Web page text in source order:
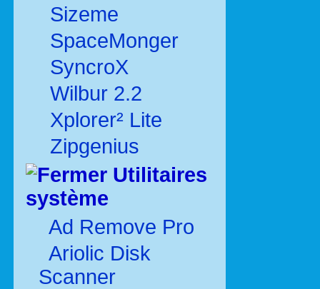
Sizeme
SpaceMonger
SyncroX
Wilbur 2.2
Xplorer² Lite
Zipgenius
Utilitaires
système
Ad Remove Pro
Ariolic Disk
Scanner